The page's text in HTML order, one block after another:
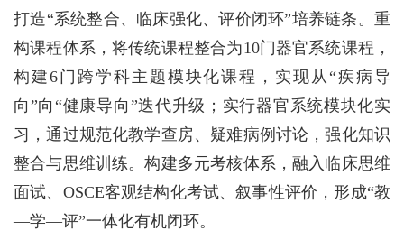
打造“系统整合、临床强化、评价闭环”培养链条。重
构课程体系，将传统课程整合为10门器官系统课程，
构建6门跨学科主题模块化课程，实现从“疾病导
向”向“健康导向”迭代升级；实行器官系统模块化实
习，通过规范化教学查房、疑难病例讨论，强化知识
整合与思维训练。构建多元考核体系，融入临床思维
面试、OSCE客观结构化考试、叙事性评价，形成“教
—学—评”一体化有机闭环。